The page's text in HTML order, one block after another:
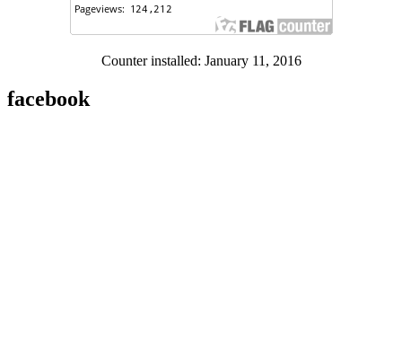
Counter installed: January 11, 2016
facebook